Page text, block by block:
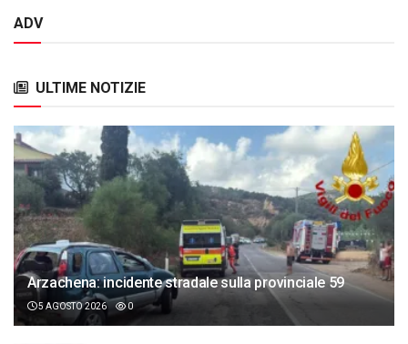
ADV
ULTIME NOTIZIE
Arzachena: incidente stradale sulla provinciale 59
5 AGOSTO 2026 0